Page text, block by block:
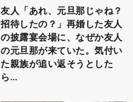
友人「あれ、元旦那じゃね？
招待したの？」再婚した友人
の披露宴会場に、なぜか友人
の元旦那が来ていた。気付い
た親族が追い返そうとした
ら…